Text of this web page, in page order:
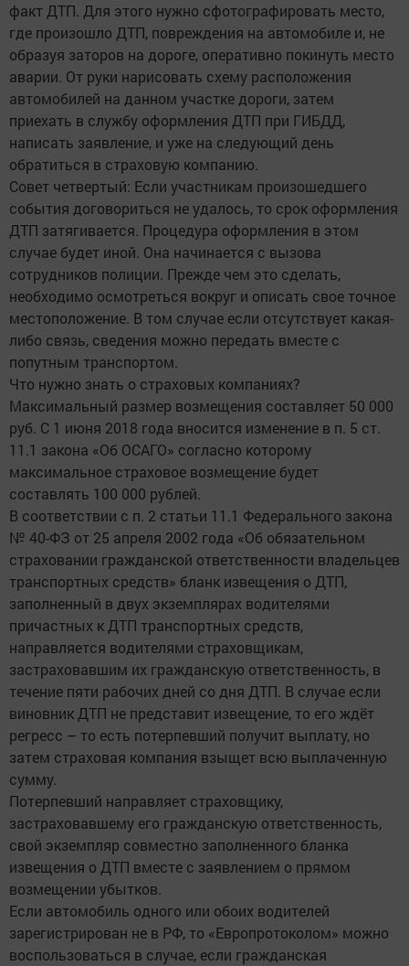
факт ДТП. Для этого нужно сфотографировать место,
где произошло ДТП, повреждения на автомобиле и, не
образуя заторов на дороге, оперативно покинуть место
аварии. От руки нарисовать схему расположения
автомобилей на данном участке дороги, затем
приехать в службу оформления ДТП при ГИБДД,
написать заявление, и уже на следующий день
обратиться в страховую компанию.
Совет четвертый: Если участникам произошедшего
события договориться не удалось, то срок оформления
ДТП затягивается. Процедура оформления в этом
случае будет иной. Она начинается с вызова
сотрудников полиции. Прежде чем это сделать,
необходимо осмотреться вокруг и описать свое точное
местоположение. В том случае если отсутствует какая-
либо связь, сведения можно передать вместе с
попутным транспортом.
Что нужно знать о страховых компаниях?
Максимальный размер возмещения составляет 50 000
руб. С 1 июня 2018 года вносится изменение в п. 5 ст.
11.1 закона «Об ОСАГО» согласно которому
максимальное страховое возмещение будет
составлять 100 000 рублей.
В соответствии с п. 2 статьи 11.1 Федерального закона
№ 40-ФЗ от 25 апреля 2002 года «Об обязательном
страховании гражданской ответственности владельцев
транспортных средств» бланк извещения о ДТП,
заполненный в двух экземплярах водителями
причастных к ДТП транспортных средств,
направляется водителями страховщикам,
застраховавшим их гражданскую ответственность, в
течение пяти рабочих дней со дня ДТП. В случае если
виновник ДТП не представит извещение, то его ждёт
регресс – то есть потерпевший получит выплату, но
затем страховая компания взыщет всю выплаченную
сумму.
Потерпевший направляет страховщику,
застраховавшему его гражданскую ответственность,
свой экземпляр совместно заполненного бланка
извещения о ДТП вместе с заявлением о прямом
возмещении убытков.
Если автомобиль одного или обоих водителей
зарегистрирован не в РФ, то «Европротоколом» можно
воспользоваться в случае, если гражданская